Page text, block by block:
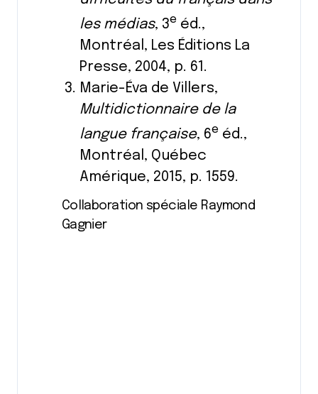
les médias, 3e éd.,
Montréal, Les Éditions La
Presse, 2004, p. 61.
Marie-Éva de Villers,
Multidictionnaire de la
langue française, 6e éd.,
Montréal, Québec
Amérique, 2015, p. 1559.
Collaboration spéciale Raymond
Gagnier